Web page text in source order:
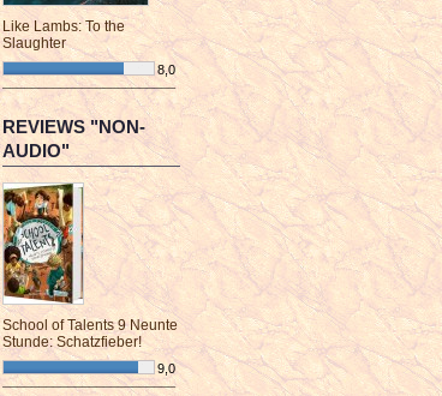
Like Lambs: To the
Slaughter
8,0
¯¯¯¯¯¯¯¯¯¯¯¯¯¯¯¯¯¯¯¯¯¯¯¯
REVIEWS "NON-
AUDIO"
School of Talents 9 Neunte
Stunde: Schatzfieber!
9,0
¯¯¯¯¯¯¯¯¯¯¯¯¯¯¯¯¯¯¯¯¯¯¯¯